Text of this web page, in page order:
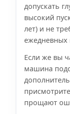
допускать
высокий
лет) и не
ежедневных
Если же вы
машина
прощают